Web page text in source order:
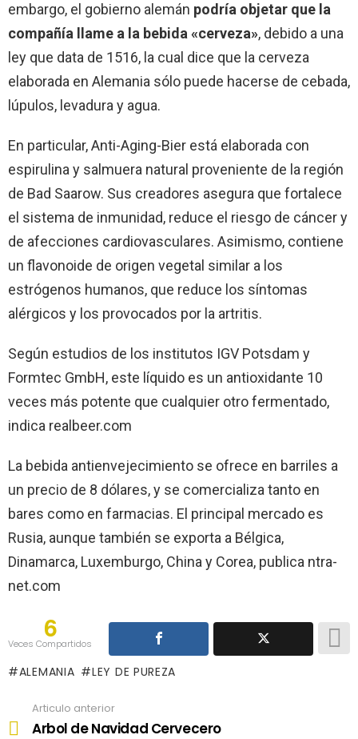
embargo, el gobierno alemán podría objetar que la
compañía llame a la bebida «cerveza», debido a una
ley que data de 1516, la cual dice que la cerveza
elaborada en Alemania sólo puede hacerse de cebada,
lúpulos, levadura y agua.
En particular, Anti-Aging-Bier está elaborada con
espirulina y salmuera natural proveniente de la región
de Bad Saarow. Sus creadores asegura que fortalece
el sistema de inmunidad, reduce el riesgo de cáncer y
de afecciones cardiovasculares. Asimismo, contiene
un flavonoide de origen vegetal similar a los
estrógenos humanos, que reduce los síntomas
alérgicos y los provocados por la artritis.
Según estudios de los institutos IGV Potsdam y
Formtec GmbH, este líquido es un antioxidante 10
veces más potente que cualquier otro fermentado,
indica realbeer.com
La bebida antienvejecimiento se ofrece en barriles a
un precio de 8 dólares, y se comercializa tanto en
bares como en farmacias. El principal mercado es
Rusia, aunque también se exporta a Bélgica,
Dinamarca, Luxemburgo, China y Corea, publica ntra-
net.com
6
Veces Compartidos
ALEMANIA LEY DE PUREZA
more
Articulo anterior
Arbol de Navidad Cervecero